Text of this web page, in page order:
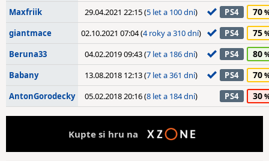
Maxfriik 29.04.2021 22:15 (5 let a 100 dní) PS4 70
giantmace 02.10.2021 07:04 (4 roky a 310 dní) PS4 75
Beruna33 04.02.2019 09:43 (7 let a 186 dní) PS4 80
Babany 13.08.2018 12:13 (7 let a 361 dní) PS4 70
AntonGorodecky 05.02.2018 20:16 (8 let a 184 dní) PS4 30
Kupte si hru na